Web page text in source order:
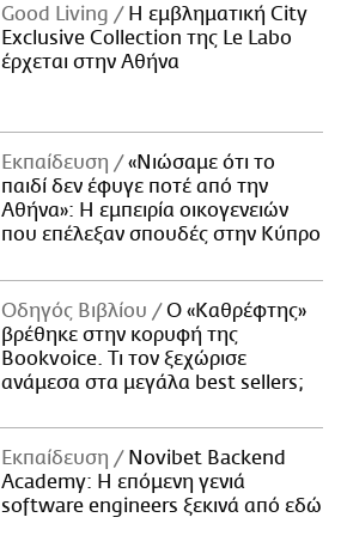
Good Living
Η εμβληματική City
Exclusive Collection της Le Labo
έρχεται στην Αθήνα
Εκπαίδευση
«Νιώσαμε ότι το
παιδί δεν έφυγε ποτέ από την
Αθήνα»: Η εμπειρία οικογενειών
που επέλεξαν σπουδές στην Κύπρο
Οδηγός Βιβλίου
Ο «Καθρέφτης»
βρέθηκε στην κορυφή της
Bookvoice. Τι τον ξεχώρισε
ανάμεσα στα μεγάλα best sellers;
Εκπαίδευση
Novibet Backend
Academy: Η επόμενη γενιά
software engineers ξεκινά από εδώ